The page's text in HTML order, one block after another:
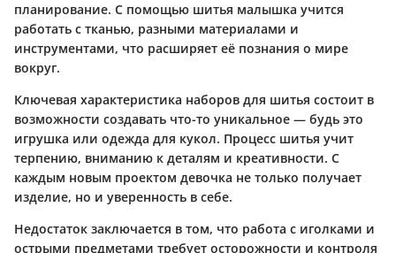
планирование. С помощью шитья малышка учится
работать с тканью, разными материалами и
инструментами, что расширяет её познания о мире
вокруг.
Ключевая характеристика наборов для шитья состоит в
возможности создавать что-то уникальное — будь это
игрушка или одежда для кукол. Процесс шитья учит
терпению, вниманию к деталям и креативности. С
каждым новым проектом девочка не только получает
изделие, но и уверенность в себе.
Недостаток заключается в том, что работа с иголками и
острыми предметами требует осторожности и контроля